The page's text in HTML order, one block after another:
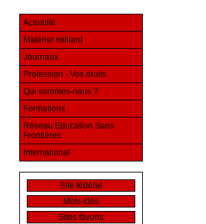
Actualité
Matériel militant
Journaux
Profession - Vos droits
Qui sommes-nous ?
Formations
Réseau Education Sans
Frontières
International
Site fédéral
Mots-clés
Sites favoris